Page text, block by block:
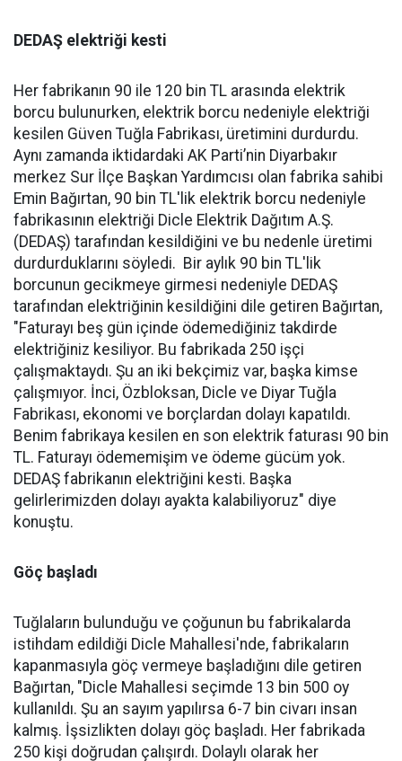
DEDAŞ elektriği kesti
Her fabrikanın 90 ile 120 bin TL arasında elektrik
borcu bulunurken, elektrik borcu nedeniyle elektriği
kesilen Güven Tuğla Fabrikası, üretimini durdurdu.
Aynı zamanda iktidardaki AK Parti’nin Diyarbakır
merkez Sur İlçe Başkan Yardımcısı olan fabrika sahibi
Emin Bağırtan, 90 bin TL'lik elektrik borcu nedeniyle
fabrikasının elektriği Dicle Elektrik Dağıtım A.Ş.
(DEDAŞ) tarafından kesildiğini ve bu nedenle üretimi
durdurduklarını söyledi. Bir aylık 90 bin TL'lik
borcunun gecikmeye girmesi nedeniyle DEDAŞ
tarafından elektriğinin kesildiğini dile getiren Bağırtan,
"Faturayı beş gün içinde ödemediğiniz takdirde
elektriğiniz kesiliyor. Bu fabrikada 250 işçi
çalışmaktaydı. Şu an iki bekçimiz var, başka kimse
çalışmıyor. İnci, Özbloksan, Dicle ve Diyar Tuğla
Fabrikası, ekonomi ve borçlardan dolayı kapatıldı.
Benim fabrikaya kesilen en son elektrik faturası 90 bin
TL. Faturayı ödememişim ve ödeme gücüm yok.
DEDAŞ fabrikanın elektriğini kesti. Başka
gelirlerimizden dolayı ayakta kalabiliyoruz" diye
konuştu.
Göç başladı
Tuğlaların bulunduğu ve çoğunun bu fabrikalarda
istihdam edildiği Dicle Mahallesi'nde, fabrikaların
kapanmasıyla göç vermeye başladığını dile getiren
Bağırtan, "Dicle Mahallesi seçimde 13 bin 500 oy
kullanıldı. Şu an sayım yapılırsa 6-7 bin civarı insan
kalmış. İşsizlikten dolayı göç başladı. Her fabrikada
250 kişi doğrudan çalışırdı. Dolaylı olarak her